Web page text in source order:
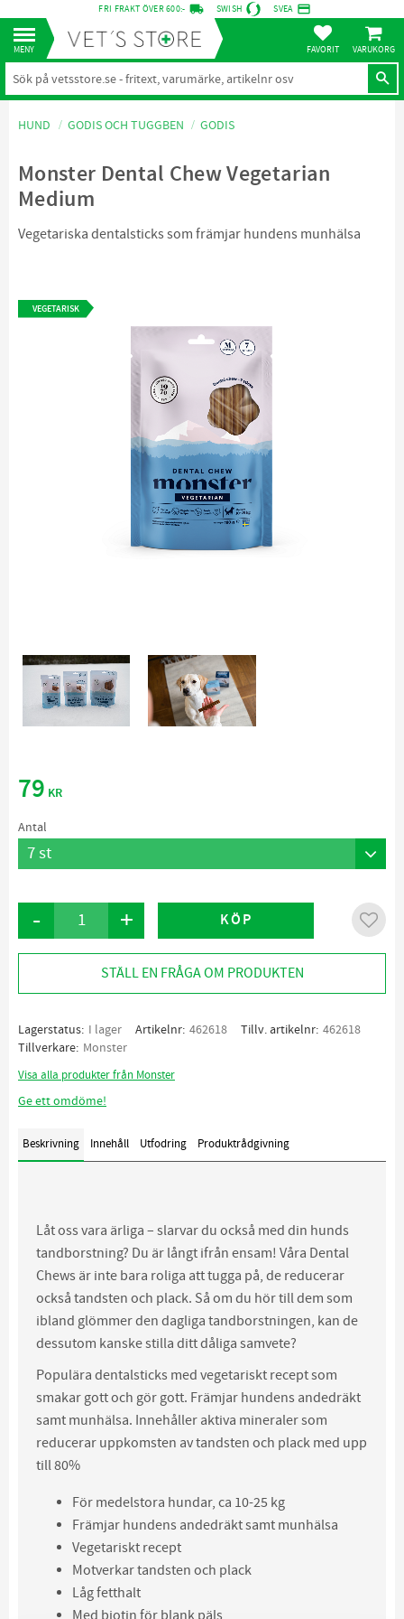
Meny
FRI FRAKT ÖVER 600:- local_shipping SWISH SVEA credit_card
FAVORITER
HUND GODIS OCH TUGGBEN GODIS
Monster Dental Chew Vegetarian
Medium
Vegetariska dentalsticks som främjar hundens munhälsa
VEGETARISK
79 KR
Antal
+
- KÖP Lägg
STÄLL EN FRÅGA OM PRODUKTEN
Lagerstatus I lager Artikelnr 462618 Tillv. artikelnr 462618
Tillverkare Monster
Visa alla produkter från Monster
Ge ett omdöme!
Beskrivning Innehåll Utfodring Produktrådgivning
Låt oss vara ärliga – slarvar du också med din hunds
tandborstning? Du är långt ifrån ensam! Våra Dental
Chews är inte bara roliga att tugga på, de reducerar
också tandsten och plack. Så om du hör till dem som
ibland glömmer den dagliga tandborstningen, kan de
dessutom kanske stilla ditt dåliga samvete?
Populära dentalsticks med vegetariskt recept som
smakar gott och gör gott. Främjar hundens andedräkt
samt munhälsa. Innehåller aktiva mineraler som
reducerar uppkomsten av tandsten och plack med upp
till 80%
För medelstora hundar, ca 10-25 kg
Främjar hundens andedräkt samt munhälsa
Vegetariskt recept
Motverkar tandsten och plack
Låg fetthalt
Med biotin för blank päls